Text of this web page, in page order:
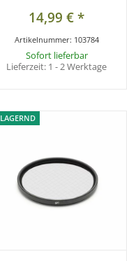
14,99 €*
Artikelnummer: 103784
Sofort lieferbar
Lieferzeit: 1 - 2 Werktage
LAGERND
LAGERND